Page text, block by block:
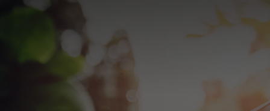
För företag
För världen